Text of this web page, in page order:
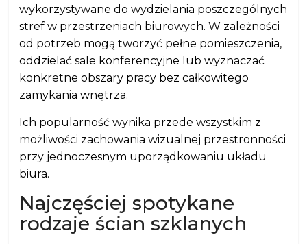
wykorzystywane do wydzielania poszczególnych
stref w przestrzeniach biurowych. W zależności
od potrzeb mogą tworzyć pełne pomieszczenia,
oddzielać sale konferencyjne lub wyznaczać
konkretne obszary pracy bez całkowitego
zamykania wnętrza.
Ich popularność wynika przede wszystkim z
możliwości zachowania wizualnej przestronności
przy jednoczesnym uporządkowaniu układu
biura.
Najczęściej spotykane
rodzaje ścian szklanych